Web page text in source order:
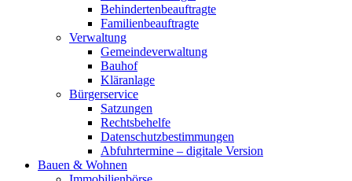
Behindertenbeauftragte
Familienbeauftragte
Verwaltung
Gemeindeverwaltung
Bauhof
Kläranlage
Bürgerservice
Satzungen
Rechtsbehelfe
Datenschutzbestimmungen
Abfuhrtermine – digitale Version
Bauen & Wohnen